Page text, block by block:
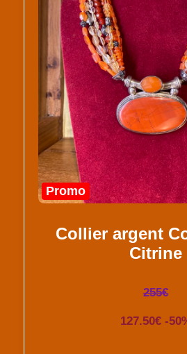
Promo
Collier argent
Citrine
255€
127.50€ -